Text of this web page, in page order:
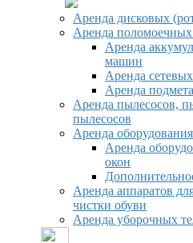
Аренда дисковых
Аренда
Аренда
машин
Аренда
Аренда
Аренда пылесосов,
пылесосов
Аренда
Аренда
окон
Аренда аппаратов
чистки обуви
Аренда уборочных